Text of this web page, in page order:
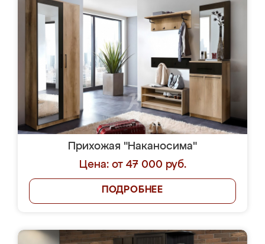
Прихожая "Наканосима"
Цена: от 47 000 руб.
ПОДРОБНЕЕ